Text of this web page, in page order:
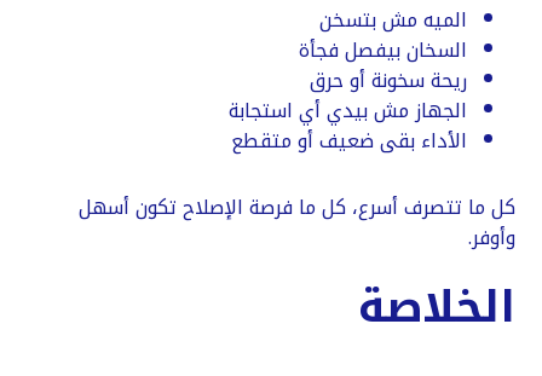
الميه مش بتسخن
السخان بيفصل فجأة
ريحة سخونة أو حرق
الجهاز مش بيدي أي استجابة
الأداء بقى ضعيف أو متقطع
كل ما تتصرف أسرع، كل ما فرصة الإصلاح تكون أسهل
وأوفر.
الخلاصة